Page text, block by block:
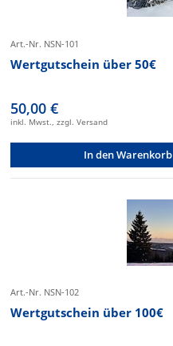
Art.-Nr. NSN-101
Wertgutschein über 50€
50,00 €
inkl. Mwst., zzgl. Versand
In den Warenkorb
Art.-Nr. NSN-102
Wertgutschein über 100€